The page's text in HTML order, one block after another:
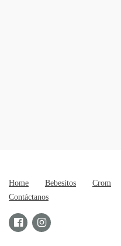
Home Bebesitos Crom
Contáctanos